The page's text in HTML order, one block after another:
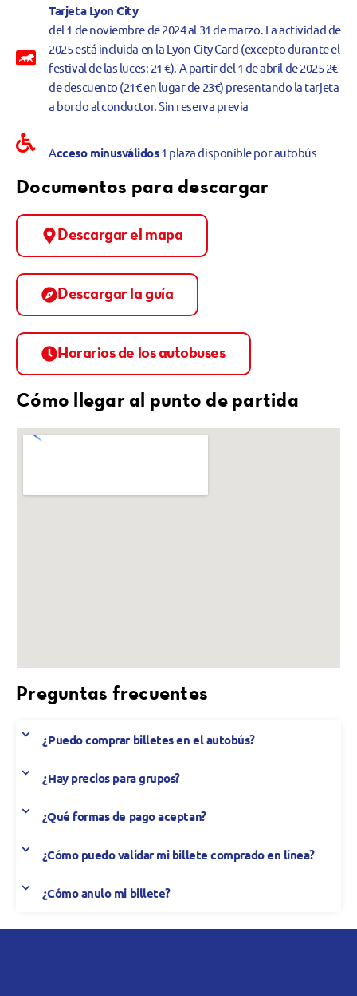
Tarjeta Lyon City
del 1 de noviembre de 2024 al 31 de marzo. La actividad de
2025 está incluida en la Lyon City Card (excepto durante el
festival de las luces: 21 €). A partir del 1 de abril de 2025 2€
de descuento (21€ en lugar de 23€) presentando la tarjeta
a bordo al conductor. Sin reserva previa
Acceso minusválidos1 plaza disponible por autobús
Documentos para descargar
Descargar el mapa
Descargar la guía
Horarios de los autobuses
Cómo llegar al punto de partida
Preguntas frecuentes
¿Puedo comprar billetes en el autobús?
¿Hay precios para grupos?
¿Qué formas de pago aceptan?
¿Cómo puedo validar mi billete comprado en línea?
¿Cómo anulo mi billete?